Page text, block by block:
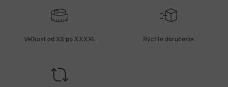
Veľkosť od XS po XXXXL Rýchle doručenie